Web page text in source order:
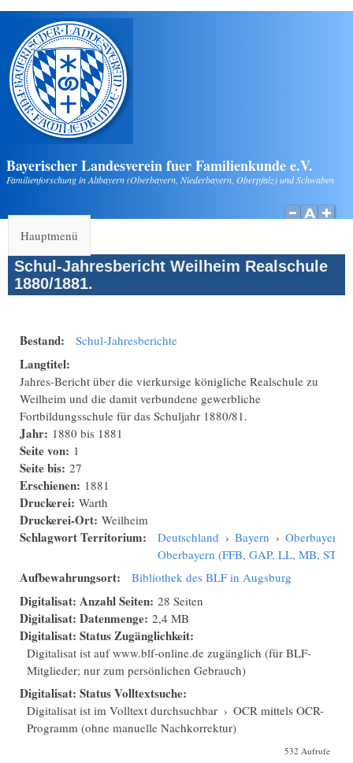
Direkt zum Inhalt
Bayerischer Landesverein fuer Familienkunde e.V.
Familienforschung in Altbayern (Oberbayern, Niederbayern, Oberpfalz) und Schwaben
Hauptmenü
Schul-Jahresbericht Weilheim Realschule
1880/1881.
Bestand: Schul-Jahresberichte
Langtitel:
Jahres-Bericht über die vierkursige königliche Realschule zu
Weilheim und die damit verbundene gewerbliche
Fortbildungsschule für das Schuljahr 1880/81.
Jahr: 1880 bis 1881
Seite von: 1
Seite bis: 27
Erschienen: 1881
Druckerei: Warth
Druckerei-Ort: Weilheim
Schlagwort Territorium: Deutschland › Bayern › Oberbayern
Oberbayern (FFB, GAP, LL, MB,
Aufbewahrungsort: Bibliothek des BLF in Augsburg
Digitalisat: Anzahl Seiten: 28 Seiten
Digitalisat: Datenmenge: 2,4 MB
Digitalisat: Status Zugänglichkeit:
Digitalisat ist auf www.blf-online.de zugänglich (für BLF-
Mitglieder; nur zum persönlichen Gebrauch)
Digitalisat: Status Volltextsuche:
Digitalisat ist im Volltext durchsuchbar › OCR mittels OCR-
Programm (ohne manuelle Nachkorrektur)
532 Aufrufe